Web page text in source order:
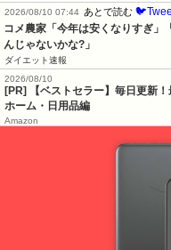
2026/08/10 07:44 あとで読む
コメ農家「今年は安くなりすぎ」
んじゃないかな?」
ダイエット速報
2026/08/10
[PR] 【ベストセラー】毎日更新
ホーム・日用品編
Amazon